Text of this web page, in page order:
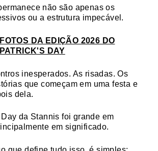
não são apenas os
ou a estrutura impecável.
DA EDIÇÃO 2026 DO
DAY
inesperados. As risadas. Os
que começam em uma festa e
dela.
Day da Stannis foi grande em
em significado.